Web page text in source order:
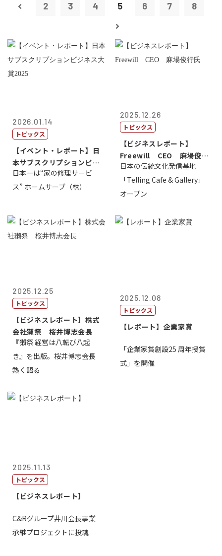
2 3 4 5 6 7 8
2026.01.14
トピックス
【イベント・レポート】日
本サブスクリプションビジ
ネス大賞20...
日本一は“家の修理サービ
ス” ホームサーブ（株）
2025.12.26
トピックス
【ビジネスレポート】
Freewill CEO 麻場俊行
氏
日本の伝統文化発信基地
「Telling Cafe & Gallery」
オープン
2025.12.25
トピックス
【ビジネスレポート】株式
会社獺祭 桜井博志会長
『獺祭 経営は八転び八起
き』を出版。桜井博志会長
熱く語る
2025.12.08
トピックス
【レポート】企業家賞
「企業家賞創設25 周年授賞
式」を開催
2025.11.13
トピックス
【ビジネスレポート】
C&Rグループ井川会長事業
承継プロジェクトに投魂